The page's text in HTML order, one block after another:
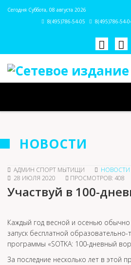
Сегодня Суббота, 08 августа 2026
8(495)786-54-05
8(495)786-54-
НОВОСТИ
АДМИН СПОРТ МЫТИЩИ
НОВОСТИ
28 ИЮЛЯ 2020
ПРОСМОТРОВ: 408
Участвуй в 100-
Каждый год весной и осенью
запуск бесплатной
программы «SOTKA: 100-дневный
За последние несколько лет в этой